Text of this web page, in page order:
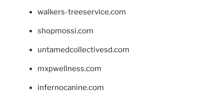
walkers-treeservice.com
shopmossi.com
untamedcollectivesd.com
mxpwellness.com
infernocanine.com